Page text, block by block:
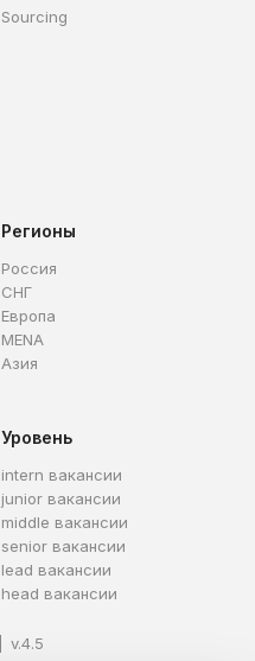
Sourcing
Регионы
Россия
СНГ
Европа
MENA
Азия
Уровень
intern вакансии
junior вакансии
middle вакансии
senior вакансии
lead вакансии
head вакансии
v.4.5